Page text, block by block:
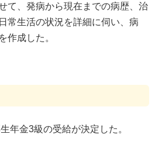
て、発病から現在までの病歴、治
常生活の状況を詳細に伺い、病
作成した。
年金3級の受給が決定した。